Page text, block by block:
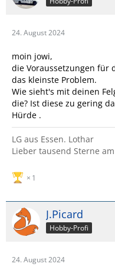
24. August 2024
moin jowi,
die Voraussetzungen für
das kleinste Problem.
Wie sieht's mit deinen
die? Ist diese zu gering
Hürde .
LG aus Essen. Lothar
Lieber tausend Sterne
1
J.Picard
Hobby-Profi
24. August 2024